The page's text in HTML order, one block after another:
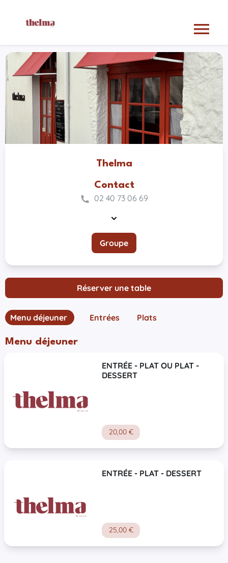
menu
Thelma
Contact
02 40 73 06 69
Groupe
Réserver une table
Menu déjeuner Entrées Plats
Menu déjeuner
ENTRÉE - PLAT OU PLAT -
DESSERT
20,00 €
ENTRÉE - PLAT - DESSERT
25,00 €